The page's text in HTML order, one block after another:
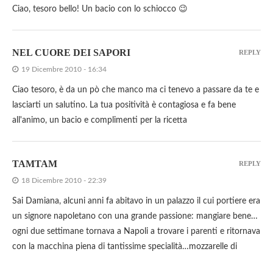
Ciao, tesoro bello! Un bacio con lo schiocco 😉
NEL CUORE DEI SAPORI
19 Dicembre 2010 - 16:34
Ciao tesoro, è da un pò che manco ma ci tenevo a passare da te e
lasciarti un salutino. La tua positività è contagiosa e fa bene
all'animo, un bacio e complimenti per la ricetta
REPLY
TAMTAM
18 Dicembre 2010 - 22:39
Sai Damiana, alcuni anni fa abitavo in un palazzo il cui portiere era
un signore napoletano con una grande passione: mangiare bene…
ogni due settimane tornava a Napoli a trovare i parenti e ritornava
con la macchina piena di tantissime specialità…mozzarelle di
REPLY